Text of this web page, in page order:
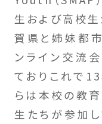
生および高校生
賀県と姉妹都
ンライン交流
ておりこれで
らは本校の教
生たちが参加し